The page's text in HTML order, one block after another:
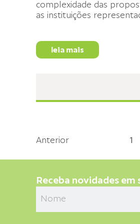
complexidade das
as instituições
leia mais
Anterior 1
Receba novidades em